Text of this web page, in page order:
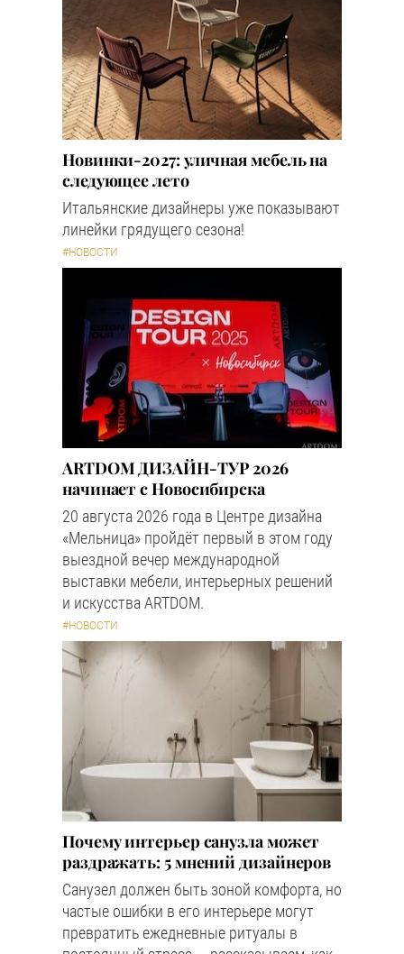
Новинки-2027: уличная мебель на
следующее лето
Итальянские дизайнеры уже показывают
линейки грядущего сезона!
#НОВОСТИ
ARTDOM ДИЗАЙН-ТУР 2026
начинает с Новосибирска
20 августа 2026 года в Центре дизайна
«Мельница» пройдёт первый в этом году
выездной вечер международной
выставки мебели, интерьерных решений
и искусства ARTDOM.
#НОВОСТИ
Почему интерьер санузла может
раздражать: 5 мнений дизайнеров
Санузел должен быть зоной комфорта, но
частые ошибки в его интерьере могут
превратить ежедневные ритуалы в